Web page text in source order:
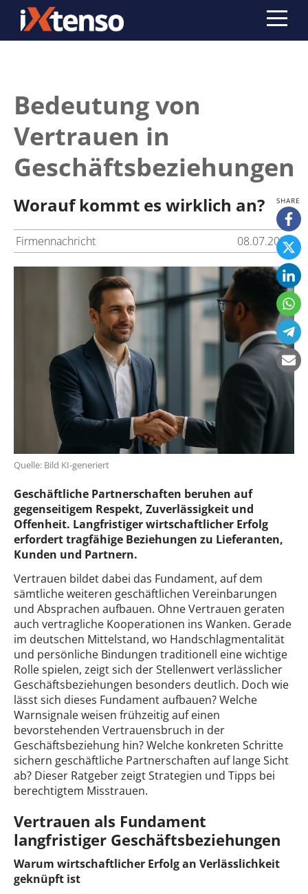
Bedeutung von
Vertrauen in
Geschäftsbeziehungen
Worauf kommt es wirklich an?
Firmennachricht 08.07.2026
Quelle: Bild KI-generiert
Geschäftliche Partnerschaften beruhen auf
gegenseitigem Respekt, Zuverlässigkeit und
Offenheit. Langfristiger wirtschaftlicher Erfolg
erfordert tragfähige Beziehungen zu Lieferanten,
Kunden und Partnern.
Vertrauen bildet dabei das Fundament, auf dem
sämtliche weiteren geschäftlichen Vereinbarungen
und Absprachen aufbauen. Ohne Vertrauen geraten
auch vertragliche Kooperationen ins Wanken. Gerade
im deutschen Mittelstand, wo Handschlagmentalität
und persönliche Bindungen traditionell eine wichtige
Rolle spielen, zeigt sich der Stellenwert verlässlicher
Geschäftsbeziehungen besonders deutlich. Doch wie
lässt sich dieses Fundament aufbauen? Welche
Warnsignale weisen frühzeitig auf einen
bevorstehenden Vertrauensbruch in der
Geschäftsbeziehung hin? Welche konkreten Schritte
sichern geschäftliche Partnerschaften auf lange Sicht
ab? Dieser Ratgeber zeigt Strategien und Tipps bei
berechtigtem Misstrauen.
Vertrauen als Fundament
langfristiger Geschäftsbeziehungen
Warum wirtschaftlicher Erfolg an Verlässlichkeit
geknüpft ist